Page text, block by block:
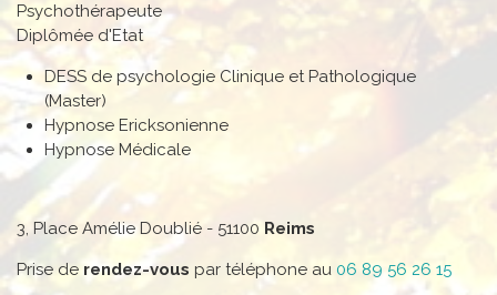
Psychothérapeute
Diplômée d'Etat
DESS de psychologie Clinique et Pathologique
(Master)
Hypnose Ericksonienne
Hypnose Médicale
3, Place Amélie Doublié - 51100 Reims
Prise de rendez-vous par téléphone au 06 89 56 26 15